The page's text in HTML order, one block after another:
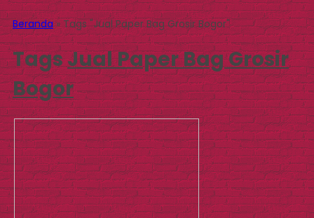
Beranda»Tags "Jual Paper Bag Grosir Bogor"
TagsJual Paper Bag Grosir
Bogor